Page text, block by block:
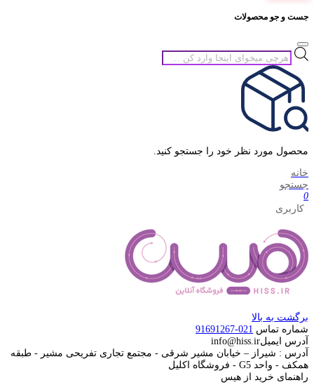
جست و جو محصولات
جستجوی
محصولات
محصول مورد نظر خود را جستجو کنید.
خانه
جستجو
0
کاربری
برگشت به بالا
شماره تماس 021-91691267
آدرس ایمیلinfo@hiss.ir
آدرس : شیراز – خیابان مشیر شرقی - مجتمع تجاری تفریحی مشیر - طبقه
همکف - واحد G5 - فروشگاه اکلیل
راهنمای خرید از هیس